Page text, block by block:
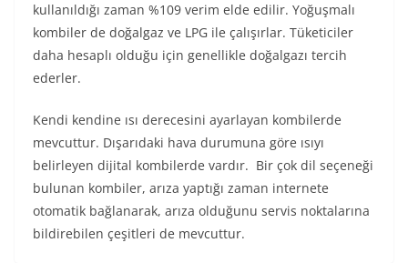
kullanıldığı zaman %109 verim elde edilir. Yoğuşmalı
kombiler de doğalgaz ve LPG ile çalışırlar. Tüketiciler
daha hesaplı olduğu için genellikle doğalgazı tercih
ederler.
Kendi kendine ısı derecesini ayarlayan kombilerde
mevcuttur. Dışarıdaki hava durumuna göre ısıyı
belirleyen dijital kombilerde vardır. Bir çok dil seçeneği
bulunan kombiler, arıza yaptığı zaman internete
otomatik bağlanarak, arıza olduğunu servis noktalarına
bildirebilen çeşitleri de mevcuttur.